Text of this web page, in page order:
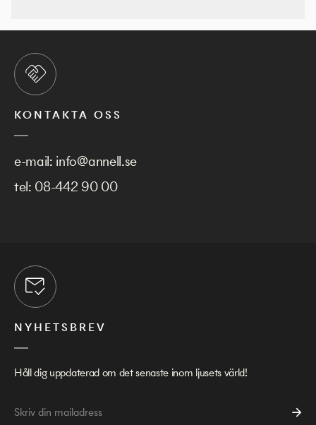
KONTAKTA OSS
e-mail: info@annell.se
tel: 08-442 90 00
NYHETSBREV
Håll dig uppdaterad om det senaste inom ljusets värld!